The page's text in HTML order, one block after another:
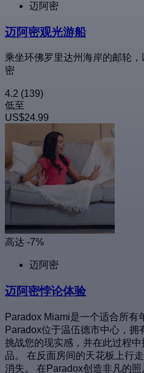
迈阿密
迈阿密观光游船
乘坐环佛罗里达州海岸的邮轮
密
4.2 (139)
低至
US$24.99
高达 -7%
迈阿密
迈阿密悖论体验
Paradox Miami是一个适合所有
Paradox位于温伍德市中心，
挑战您的现实感，并在此过程
品。 在反面房间的天花板上行
消失。 在Paradox创造非凡的照